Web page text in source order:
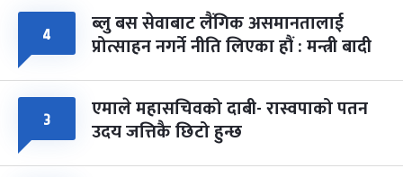
४ ब्लु बस सेवाबाट लैंगिक असमानतालाई
प्रोत्साहन नगर्ने नीति लिएका हौं : मन्त्री बादी
३ एमाले महासचिवको दाबी- रास्वपाको पतन
उदय जत्तिकै छिटो हुन्छ